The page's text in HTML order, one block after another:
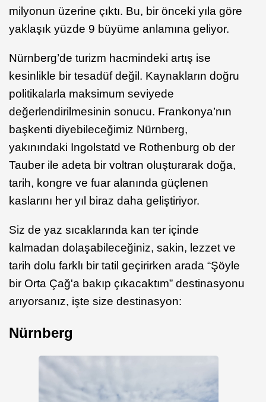
milyonun üzerine çıktı. Bu, bir önceki yıla göre
yaklaşık yüzde 9 büyüme anlamına geliyor.
Nürnberg’de turizm hacmindeki artış ise
kesinlikle bir tesadüf değil. Kaynakların doğru
politikalarla maksimum seviyede
değerlendirilmesinin sonucu. Frankonya’nın
başkenti diyebileceğimiz Nürnberg,
yakınındaki Ingolstatd ve Rothenburg ob der
Tauber ile adeta bir voltran oluşturarak doğa,
tarih, kongre ve fuar alanında güçlenen
kaslarını her yıl biraz daha geliştiriyor.
Siz de yaz sıcaklarında kan ter içinde
kalmadan dolaşabileceğiniz, sakin, lezzet ve
tarih dolu farklı bir tatil geçirirken arada “Şöyle
bir Orta Çağ'a bakıp çıkacaktım” destinasyonu
arıyorsanız, işte size destinasyon:
Nürnberg